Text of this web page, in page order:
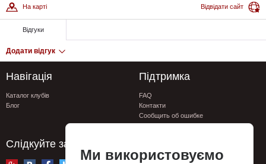
На карті Відвідати сайт
Відгуки
Додати відгук
Навігація
Каталог клубів
Блог
Підтримка
FAQ
Контакти
Сообщить об ошибке
Privacy policy
Слідкуйте за нами
Ми використовуємо